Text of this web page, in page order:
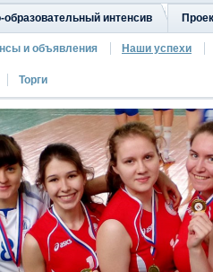
образовательный интенсив
и объявления Наши успехи
Торги